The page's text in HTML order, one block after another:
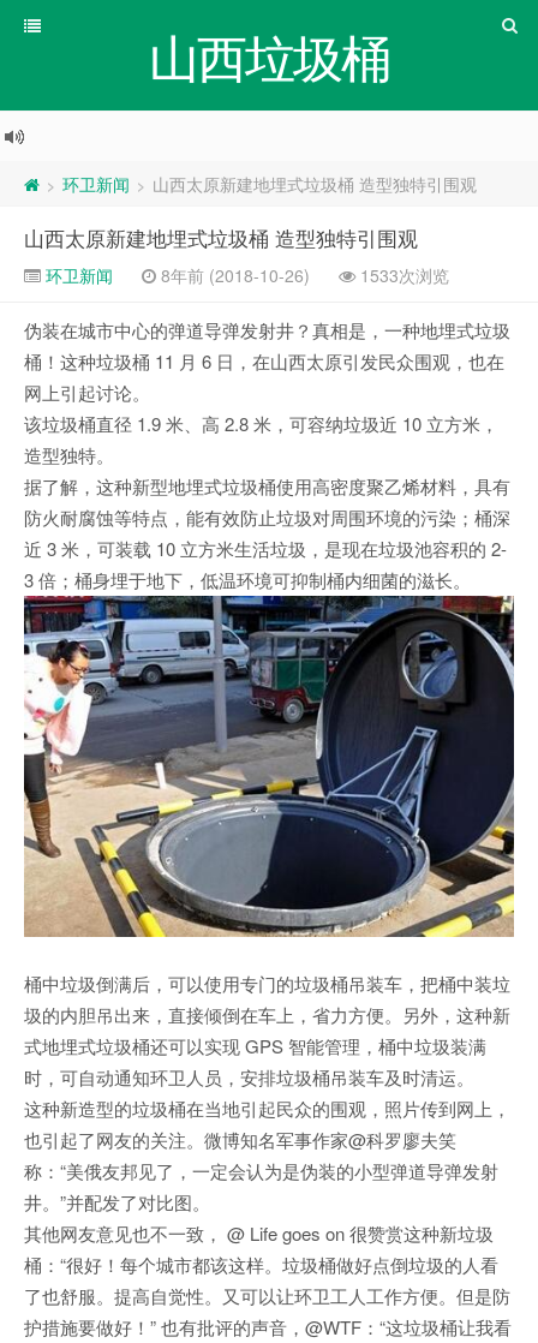
山西垃圾桶
> 环卫新闻 > 山西太原新建地埋式垃圾桶 造型独特引围观
山西太原新建地埋式垃圾桶 造型独特引围观
环卫新闻 8年前 (2018-10-26) 1533次浏览
伪装在城市中心的弹道导弹发射井？真相是，一种地埋式垃圾
桶！这种垃圾桶 11 月 6 日，在山西太原引发民众围观，也在
网上引起讨论。
该垃圾桶直径 1.9 米、高 2.8 米，可容纳垃圾近 10 立方米，
造型独特。
据了解，这种新型地埋式垃圾桶使用高密度聚乙烯材料，具有
防火耐腐蚀等特点，能有效防止垃圾对周围环境的污染；桶深
近 3 米，可装载 10 立方米生活垃圾，是现在垃圾池容积的 2-
3 倍；桶身埋于地下，低温环境可抑制桶内细菌的滋长。
桶中垃圾倒满后，可以使用专门的垃圾桶吊装车，把桶中装垃
圾的内胆吊出来，直接倾倒在车上，省力方便。另外，这种新
式地埋式垃圾桶还可以实现 GPS 智能管理，桶中垃圾装满
时，可自动通知环卫人员，安排垃圾桶吊装车及时清运。
这种新造型的垃圾桶在当地引起民众的围观，照片传到网上，
也引起了网友的关注。微博知名军事作家@科罗廖夫笑
称：“美俄友邦见了，一定会认为是伪装的小型弹道导弹发射
井。”并配发了对比图。
其他网友意见也不一致， @ Life goes on 很赞赏这种新垃圾
桶：“很好！每个城市都该这样。垃圾桶做好点倒垃圾的人看
了也舒服。提高自觉性。又可以让环卫工人工作方便。但是防
护措施要做好！” 也有批评的声音，@WTF：“这垃圾桶让我看